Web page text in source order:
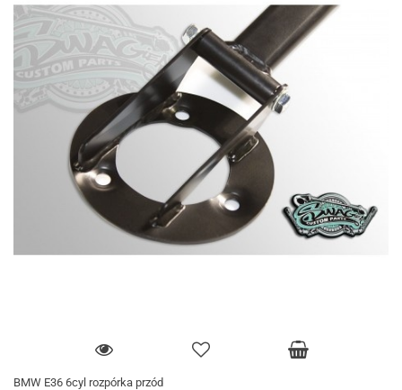
BMW E36 6cyl rozpórka przód